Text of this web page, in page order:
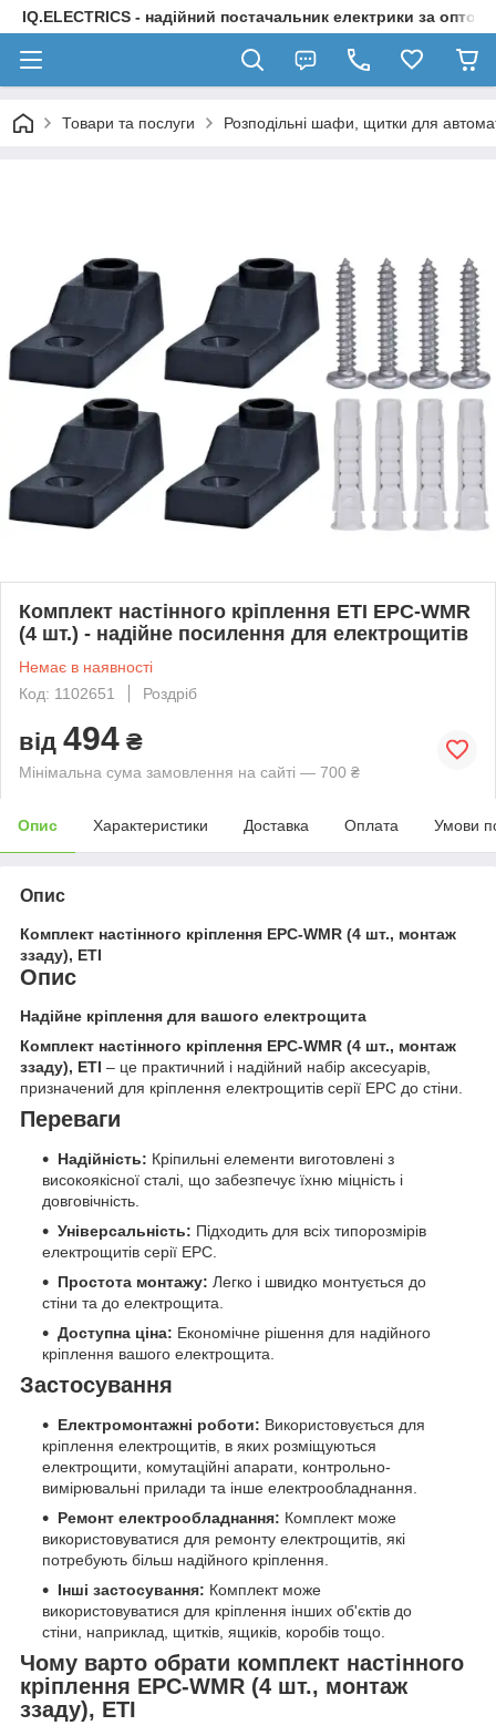
IQ.ELECTRICS - надійний постачальник електрики за
Товари та послуги Розподільні шафи, щитки для
Комплект настінного кріплення ETI EPC-WMR
(4 шт.) - надійне посилення для електрощитів
Немає в наявності
Код: 1102651
Роздріб
від 494 ₴
Мінімальна сума замовлення на сайті — 700 ₴
Опис Характеристики Доставка Оплата Умови
Опис
Комплект настінного кріплення EPC-WMR (4 шт., монтаж
ззаду), ETI
Опис
Надійне кріплення для вашого електрощита
Комплект настінного кріплення EPC-WMR (4 шт., монтаж
ззаду), ETI – це практичний і надійний набір аксесуарів,
призначений для кріплення електрощитів серії EPC до стіни.
Переваги
Надійність: Кріпильні елементи виготовлені з
високоякісної сталі, що забезпечує їхню міцність і
довговічність.
Універсальність: Підходить для всіх типорозмірів
електрощитів серії EPC.
Простота монтажу: Легко і швидко монтується до
стіни та до електрощита.
Доступна ціна: Економічне рішення для надійного
кріплення вашого електрощита.
Застосування
Електромонтажні роботи: Використовується для
кріплення електрощитів, в яких розміщуються
електрощити, комутаційні апарати, контрольно-
вимірювальні прилади та інше електрообладнання.
Ремонт електрообладнання: Комплект може
використовуватися для ремонту електрощитів, які
потребують більш надійного кріплення.
Інші застосування: Комплект може
використовуватися для кріплення інших об'єктів до
стіни, наприклад, щитків, ящиків, коробів тощо.
Чому варто обрати комплект настінного
кріплення EPC-WMR (4 шт., монтаж
ззаду), ETI